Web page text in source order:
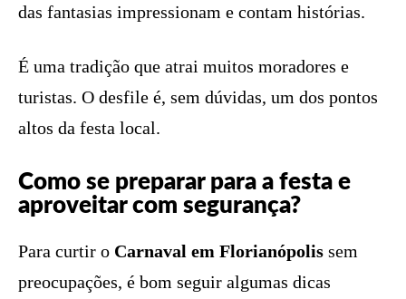
das fantasias impressionam e contam histórias.
É uma tradição que atrai muitos moradores e
turistas. O desfile é, sem dúvidas, um dos pontos
altos da festa local.
Como se preparar para a festa e
aproveitar com segurança?
Para curtir o Carnaval em Florianópolis sem
preocupações, é bom seguir algumas dicas